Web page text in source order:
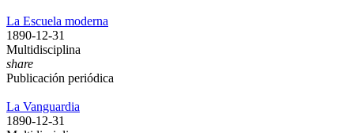
La Escuela moderna
1890-12-31
Multidisciplina
share
Publicación periódica
La Vanguardia
1890-12-31